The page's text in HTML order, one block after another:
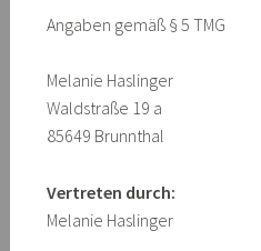
Angaben gemäß § 5 TMG
Melanie Haslinger
Waldstraße 19 a
85649 Brunnthal
Vertreten durch:
Melanie Haslinger